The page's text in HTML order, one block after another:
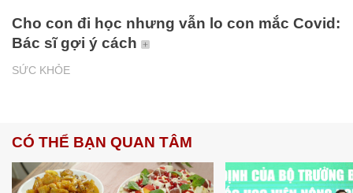
SỨC KHỎE
Cho con đi học nhưng vẫn lo con mắc Covid:
Bác sĩ gợi ý cách
CÓ THỂ BẠN QUAN TÂM